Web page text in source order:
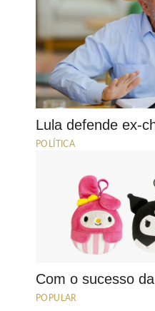
Lula defende ex-
POLÍTICA
Com o sucesso
POPULAR